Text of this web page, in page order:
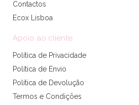
Contactos
Ecox Lisboa
Apoio ao cliente
Política de Privacidade
Política de Envio
Política de Devolução
Termos e Condições